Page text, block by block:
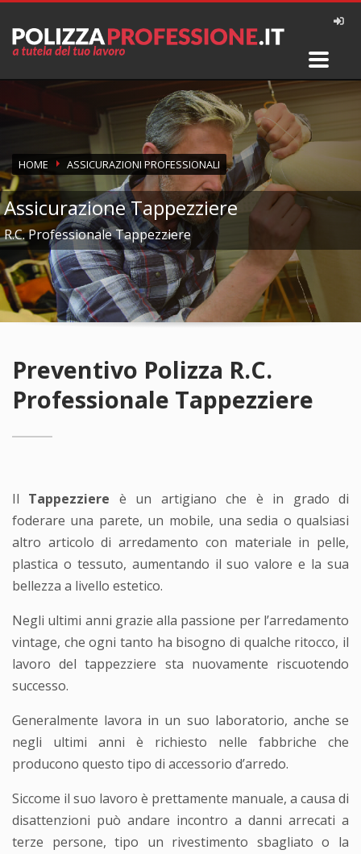
HOME ASSICURAZIONI PROFESSIONALI
Assicurazione Tappezziere
R.C. Professionale Tappezziere
Preventivo Polizza R.C.
Professionale Tappezziere
Il Tappezziere è un artigiano che è in grado di
foderare una parete, un mobile, una sedia o qualsiasi
altro articolo di arredamento con materiale in pelle,
plastica o tessuto, aumentando il suo valore e la sua
bellezza a livello estetico.
Negli ultimi anni grazie alla passione per l’arredamento
vintage, che ogni tanto ha bisogno di qualche ritocco, il
lavoro del tappezziere sta nuovamente riscuotendo
successo.
Generalmente lavora in un suo laboratorio, anche se
negli ultimi anni è richiesto nelle fabbriche che
producono questo tipo di accessorio d’arredo.
Siccome il suo lavoro è prettamente manuale, a causa di
disattenzioni può andare incontro a danni arrecati a
terze persone, tipo un rivestimento sbagliato o la